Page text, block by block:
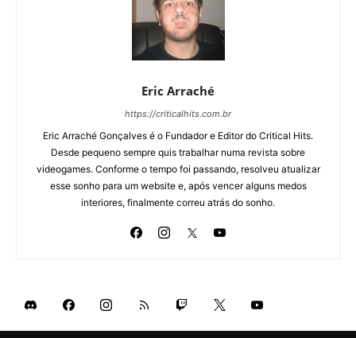
Eric Arraché
https://criticalhits.com.br
Eric Arraché Gonçalves é o Fundador e Editor do Critical Hits.
Desde pequeno sempre quis trabalhar numa revista sobre
videogames. Conforme o tempo foi passando, resolveu atualizar
esse sonho para um website e, após vencer alguns medos
interiores, finalmente correu atrás do sonho.